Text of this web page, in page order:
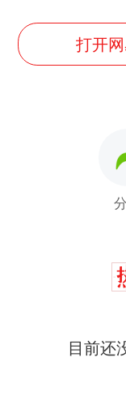
打开
目前还